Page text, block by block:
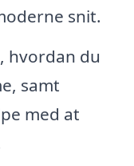
snit.
hvordan du
samt
med at